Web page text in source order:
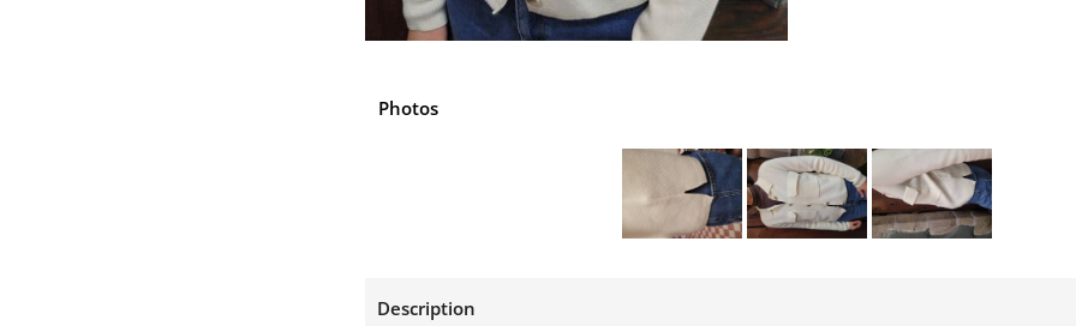
Photos
Description